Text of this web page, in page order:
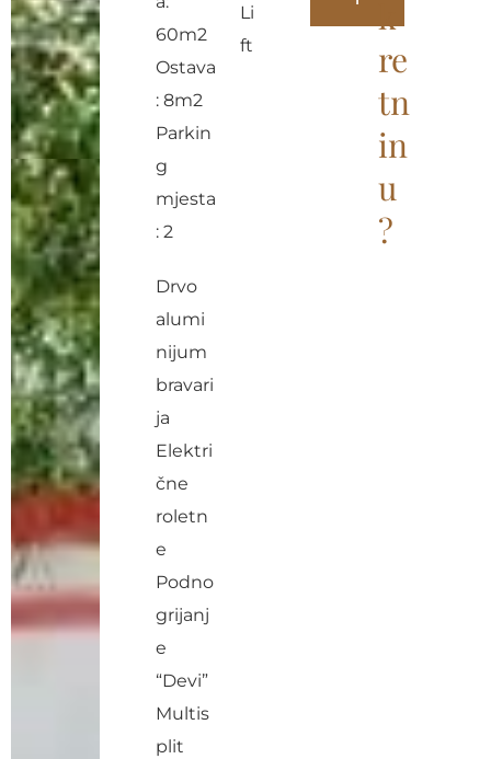
60m2
Ostava
: 8m2
Parkin
g
mjesta
: 2
Drvo
alumi
nijum
bravari
ja
Elektri
čne
roletn
e
Podno
grijanj
e
“Devi”
Multis
plit
Li
ft
k
re
tn
in
u
?